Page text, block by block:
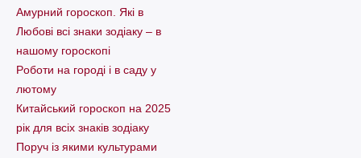
Амурний гороскоп. Які в
Любові всі знаки зодіаку – в
нашому гороскопі
Pоботи на городі і в саду у
лютому
Китайський гороскоп на 2025
рік для всіх знаків зодіаку
Поруч із якими культурами